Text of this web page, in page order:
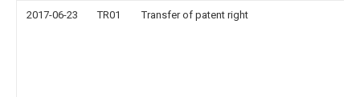
2017-06-23 TR01 Transfer of patent right